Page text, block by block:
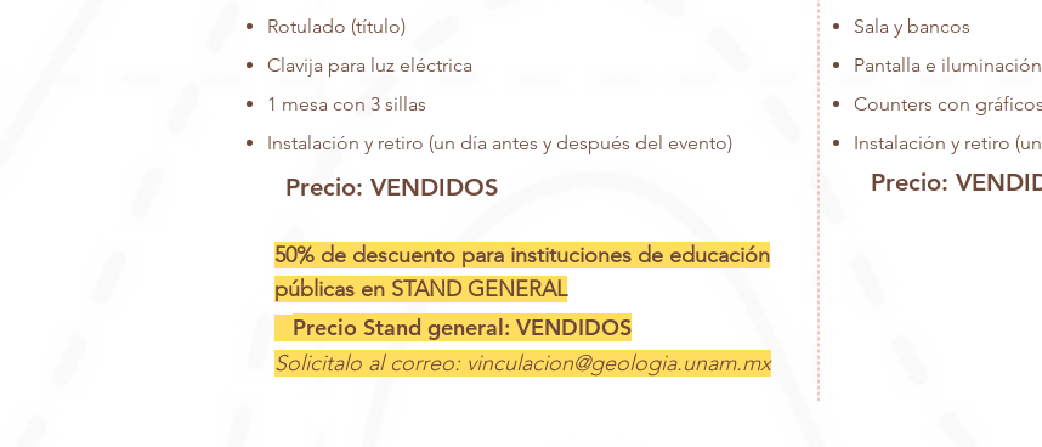
Rotulado (título)
Clavija para luz eléctrica
1 mesa con 3 sillas
Instalación y retiro (un día antes y después del evento)
Precio: VENDIDOS
Sala y bancos
Pantalla e iluminación
Counters con
Instalación y retiro
Precio:
50% de descuento para instituciones de educación
públicas en STAND GENERAL
Precio Stand general: VENDIDOS
Solicitalo al correo: vinculacion@geologia.unam.mx